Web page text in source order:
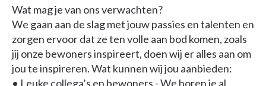
Wat mag je van ons verwachten?
We gaan aan de slag met jouw passies en talenten en
zorgen ervoor dat ze ten volle aan bod komen, zoals
jij onze bewoners inspireert, doen wij er alles aan om
jou te inspireren. Wat kunnen wij jou aanbieden:
• Leuke collega’s en bewoners - We horen je al